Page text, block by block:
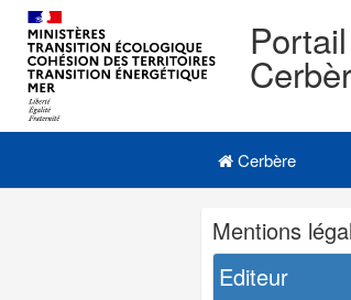
Navigation
Menu principal
Cerbère
Navigation
et
outils
annexes
Mentions
Editeur